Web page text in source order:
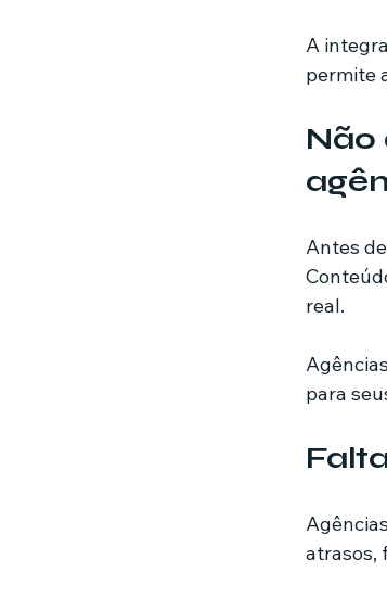
A
permite
Não
Antes
real.
para
atrasos,